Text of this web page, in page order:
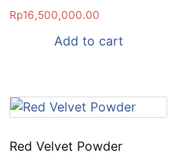
Rp16,500,000.00
Add to cart
Red Velvet Powder